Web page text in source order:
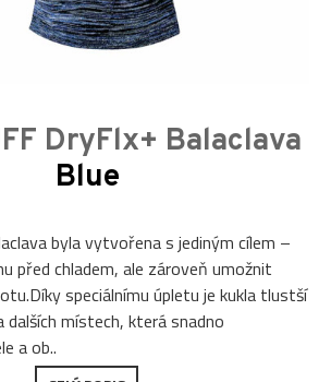
DryFlx+ Balaclava
Blue
byla vytvořena s jediným cílem –
před chladem, ale zároveň umožnit
speciálnímu úpletu je kukla tlustší
dalších místech, která snadno
a ob..